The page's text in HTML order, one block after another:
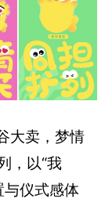
大卖，梦情
，以“我
与仪式感体